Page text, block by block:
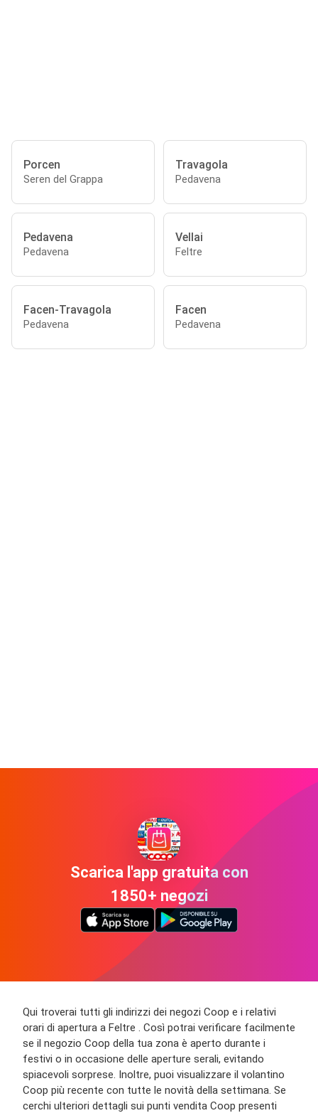
Porcen
Seren del Grappa
Travagola
Pedavena
Pedavena
Pedavena
Vellai
Feltre
Facen-Travagola
Pedavena
Facen
Pedavena
Scarica l'app gratuita con
1850+ negozi
Qui troverai tutti gli indirizzi dei negozi Coop e i relativi
orari di apertura a Feltre . Così potrai verificare facilmente
se il negozio Coop della tua zona è aperto durante i
festivi o in occasione delle aperture serali, evitando
spiacevoli sorprese. Inoltre, puoi visualizzare il volantino
Coop più recente con tutte le novità della settimana. Se
cerchi ulteriori dettagli sui punti vendita Coop presenti